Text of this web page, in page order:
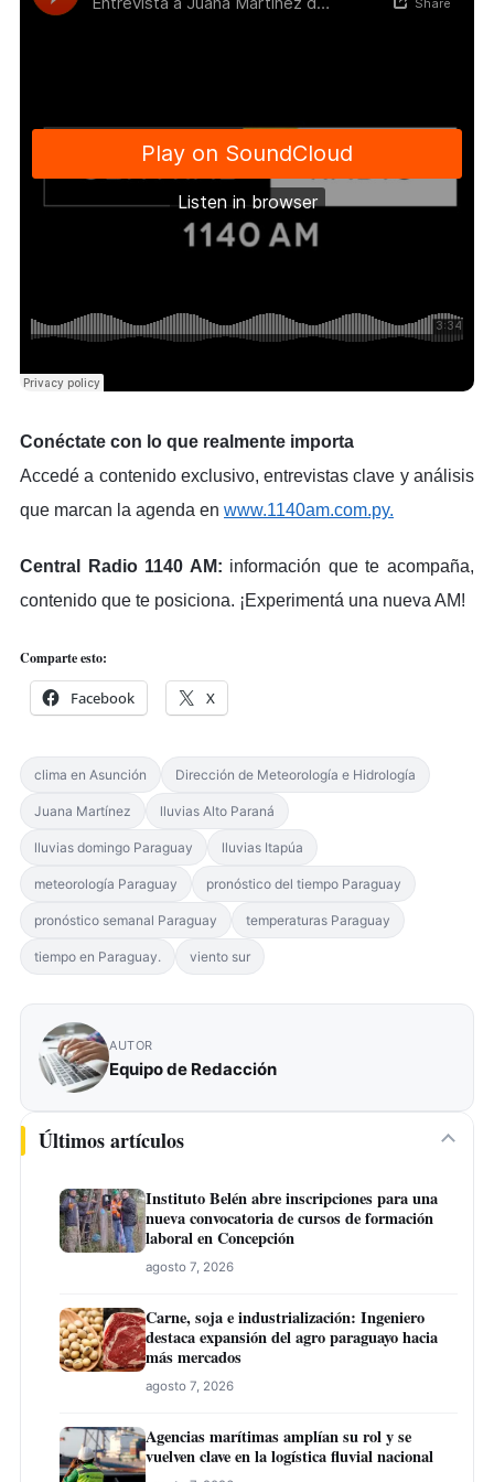
Conéctate con lo que realmente importa
Accedé a contenido exclusivo, entrevistas clave y análisis
que marcan la agenda en www.1140am.com.py.
Central Radio 1140 AM: información que te acompaña,
contenido que te posiciona. ¡Experimentá una nueva AM!
Comparte esto:
Facebook X
clima en Asunción Dirección de Meteorología e Hidrología
Juana Martínez lluvias Alto Paraná
lluvias domingo Paraguay lluvias Itapúa
meteorología Paraguay pronóstico del tiempo Paraguay
pronóstico semanal Paraguay temperaturas Paraguay
tiempo en Paraguay. viento sur
AUTOR
Equipo de Redacción
Últimos artículos
Instituto Belén abre inscripciones para una
nueva convocatoria de cursos de formación
laboral en Concepción
agosto 7, 2026
Carne, soja e industrialización: Ingeniero
destaca expansión del agro paraguayo hacia
más mercados
agosto 7, 2026
Agencias marítimas amplían su rol y se
vuelven clave en la logística fluvial nacional